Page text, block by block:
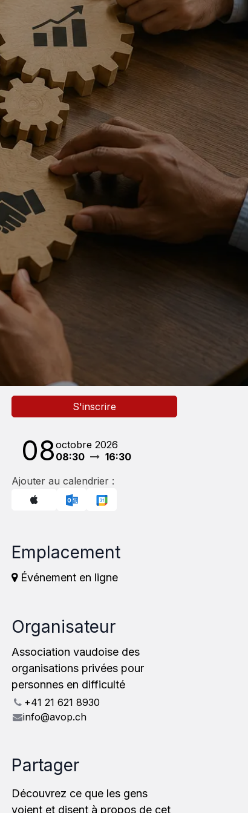
S'inscrire
08octobre 2026
08:30
16:30
Ajouter au calendrier :
Emplacement
Événement en ligne
Organisateur
Association vaudoise des
organisations privées pour
personnes en difficulté
+41 21 621 8930
info@avop.ch
Partager
Découvrez ce que les gens
voient et disent à propos de cet